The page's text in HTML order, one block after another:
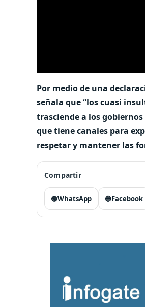
Por medio de una
señala que “los cuasi
trasciende a los
que tiene canales para
respetar y mantener las
Compartir
🟢WhatsApp 🔵Facebook